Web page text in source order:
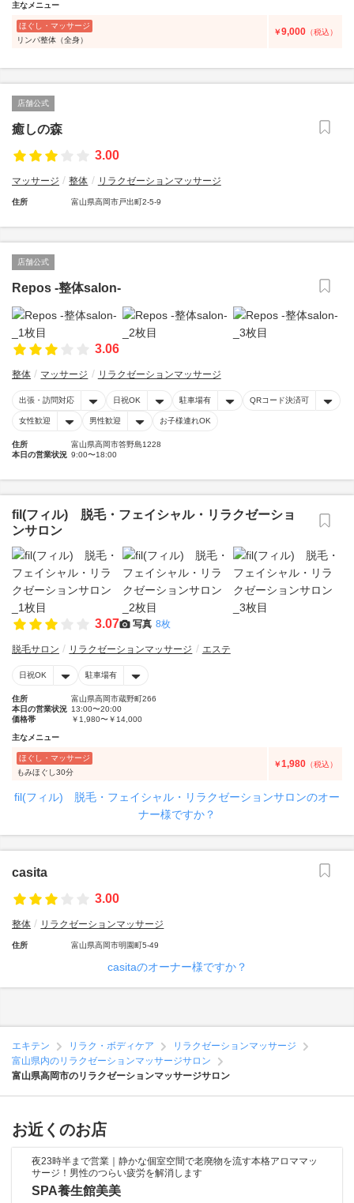
主なメニュー
ほぐし・マッサージ
リンパ整体（全身）
￥9,000 （税込）
店舗公式
癒しの森
3.00
マッサージ 整体 リラクゼーションマッサージ
住所 富山県高岡市戸出町2-5-9
店舗公式
Repos -整体salon-
3.06
整体 マッサージ リラクゼーションマッサージ
出張・訪問対応 日祝OK 駐車場有 QRコード決済可
女性歓迎 男性歓迎 お子様連れOK
住所
富山県高岡市答野島1228
本日の営業状況 9:00〜18:00
fil(フィル) 脱毛・フェイシャル・リラクゼーショ
ンサロン
3.07 写真 8枚
脱毛サロン リラクゼーションマッサージ エステ
日祝OK 駐車場有
住所
富山県高岡市蔵野町266
本日の営業状況 13:00〜20:00
価格帯
￥1,980〜￥14,000
主なメニュー
ほぐし・マッサージ
もみほぐし30分
￥1,980 （税込）
fil(フィル) 脱毛・フェイシャル・リラクゼーションサロンのオー
ナー様ですか？
casita
3.00
整体 リラクゼーションマッサージ
住所 富山県高岡市明園町5-49
casitaのオーナー様ですか？
エキテン リラク・ボディケア
リラクゼーションマッサージ
富山県内のリラクゼーションマッサージサロン
富山県高岡市のリラクゼーションマッサージサロン
お近くのお店
夜23時半まで営業｜静かな個室空間で老廃物を流す本格アロママッ
サージ！男性のつらい疲労を解消します
SPA養生館美美